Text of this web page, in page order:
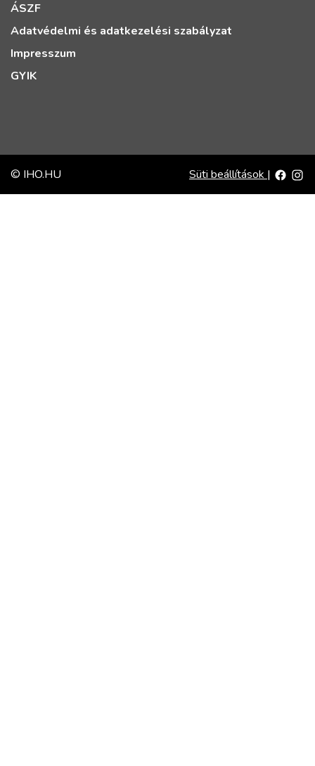
ÁSZF
Adatvédelmi és adatkezelési szabályzat
Impresszum
GYIK
© IHO.HU Süti beállítások |